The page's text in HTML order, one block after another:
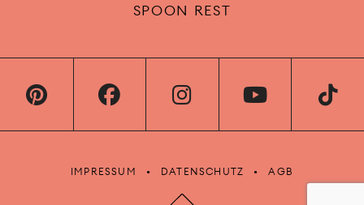
SPOON REST
IMPRESSUM DATENSCHUTZ AGB